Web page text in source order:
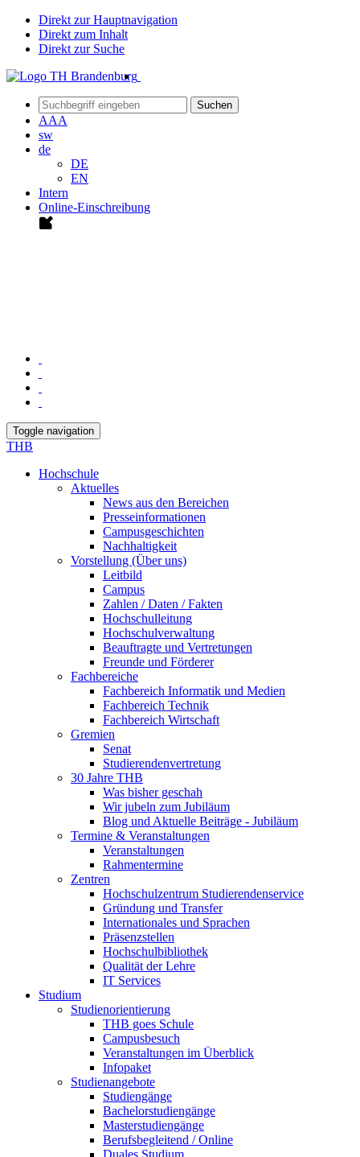
Direkt zur Hauptnavigation
Direkt zum Inhalt
Direkt zur Suche
Suchen
AAA
sw
de
DE
EN
Intern
Online-Einschreibung
Toggle navigation
THB
Hochschule
Aktuelles
News aus den Bereichen
Presseinformationen
Campusgeschichten
Nachhaltigkeit
Vorstellung (Über uns)
Leitbild
Campus
Zahlen / Daten / Fakten
Hochschulleitung
Hochschulverwaltung
Beauftragte und Vertretungen
Freunde und Förderer
Fachbereiche
Fachbereich Informatik und Medien
Fachbereich Technik
Fachbereich Wirtschaft
Gremien
Senat
Studierendenvertretung
30 Jahre THB
Was bisher geschah
Wir jubeln zum Jubiläum
Blog und Aktuelle Beiträge - Jubiläum
Termine & Veranstaltungen
Veranstaltungen
Rahmentermine
Zentren
Hochschulzentrum Studierendenservice
Gründung und Transfer
Internationales und Sprachen
Präsenzstellen
Hochschulbibliothek
Qualität der Lehre
IT Services
Studium
Studienorientierung
THB goes Schule
Campusbesuch
Veranstaltungen im Überblick
Infopaket
Studienangebote
Studiengänge
Bachelorstudiengänge
Masterstudiengänge
Berufsbegleitend / Online
Duales Studium